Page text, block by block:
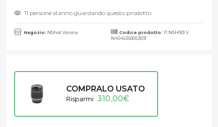
11 persone stanno guardando questo prodotto
Negozio: NShot Verona Codice prodotto: IT NSH001 V
N4545350053031
COMPRALO USATO
Risparmi 310,00€